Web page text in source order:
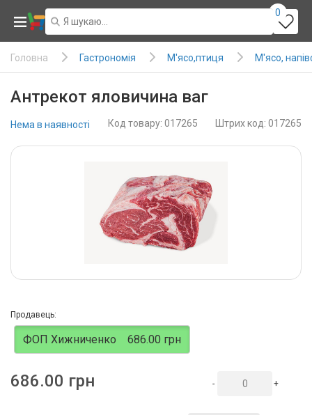
0
Головна Гастрономія М'ясо,птиця М'ясо,
Антрекот яловичина ваг
Нема в наявності Код товару: 017265 Штрих код: 017265
Продавець:
ФОП Хижниченко 686.00 грн
686.00 грн - +